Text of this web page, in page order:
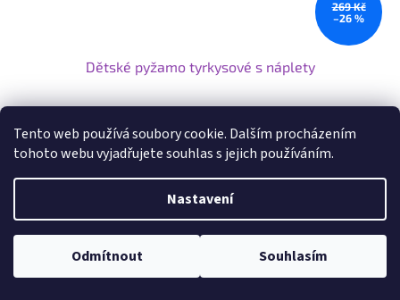
Tento web používá soubory cookie. Dalším procházením
tohoto webu vyjadřujete souhlas s jejich používáním.
Nastavení
Odmítnout Souhlasím
269 Kč
–26 %
Dětské pyžamo tyrkysové s náplety
199 Kč
Dětské bavlněné pyžamo s obrázkem skate. Rukávy i nohavice do
nápletu, v pase pružná guma pro pohodlné nošení.